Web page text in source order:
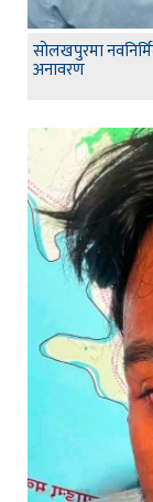
सोलखपुरमा
अनावरण